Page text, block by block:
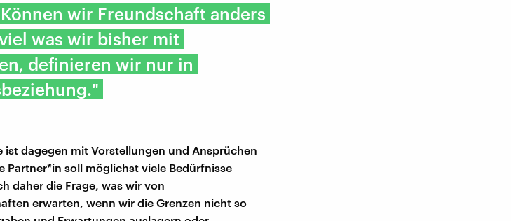
wir Freundschaft anders
was wir bisher mit
definieren wir nur in
dagegen mit Vorstellungen und Ansprüchen
Partner*in soll möglichst viele Bedürfnisse
daher die Frage, was wir von
erwarten, wenn wir die Grenzen nicht so